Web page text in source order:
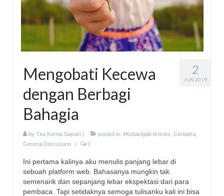
2
JUN 2019
Mengobati Kecewa
dengan Berbagi
Bahagia
by Tira Kurnia Saputri posted in: #KotakAjaib Articles Ceritatira
General Discussion
0
Ini pertama kalinya aku menulis panjang lebar di
sebuah platform web. Bahasanya mungkin tak
semenarik dan sepanjang lebar ekspektasi dari para
pembaca. Tapi setidaknya semoga tulisanku kali ini bisa